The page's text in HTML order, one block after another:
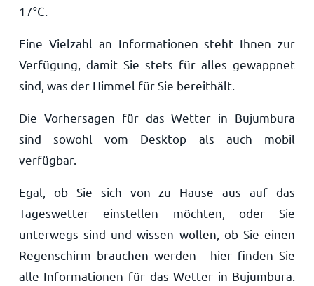
17°C
Eine Vielzahl an Informationen steht Ihnen zur
Verfügung, damit Sie stets für alles gewappnet
sind, was der Himmel für Sie bereithält.
Die Vorhersagen für das Wetter in Bujumbura
sind sowohl vom Desktop als auch mobil
verfügbar.
Egal, ob Sie sich von zu Hause aus auf das
Tageswetter einstellen möchten, oder Sie
unterwegs sind und wissen wollen, ob Sie einen
Regenschirm brauchen werden - hier finden Sie
alle Informationen für das Wetter in Bujumbura.